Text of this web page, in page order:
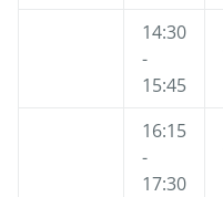
14:30
-
15:45
16:15
-
17:30